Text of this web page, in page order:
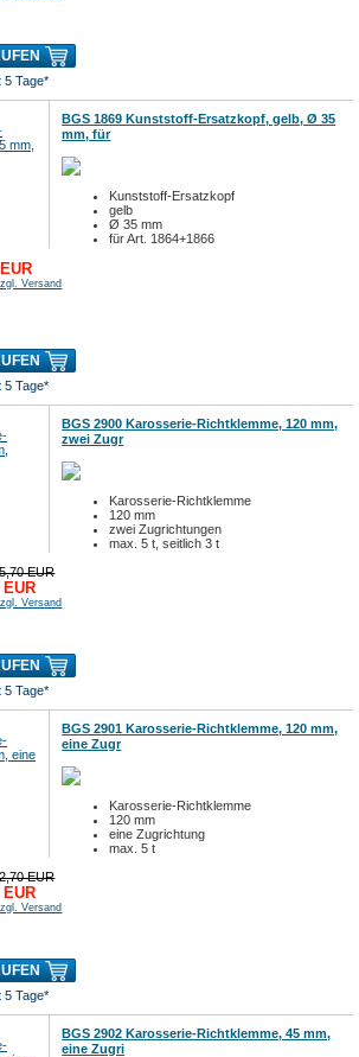
5 Tage*
BGS 1869 Kunststoff-Ersatzkopf, gelb, Ø 35
mm, für
Kunststoff-Ersatzkopf
gelb
Ø 35 mm
für Art. 1864+1866
Versand
5 Tage*
BGS 2900 Karosserie-Richtklemme, 120 mm,
zwei Zugr
Karosserie-Richtklemme
120 mm
zwei Zugrichtungen
max. 5 t, seitlich 3 t
EUR
EUR
Versand
5 Tage*
BGS 2901 Karosserie-Richtklemme, 120 mm,
eine Zugr
Karosserie-Richtklemme
120 mm
eine Zugrichtung
max. 5 t
EUR
EUR
Versand
5 Tage*
BGS 2902 Karosserie-Richtklemme, 45 mm,
eine Zugri